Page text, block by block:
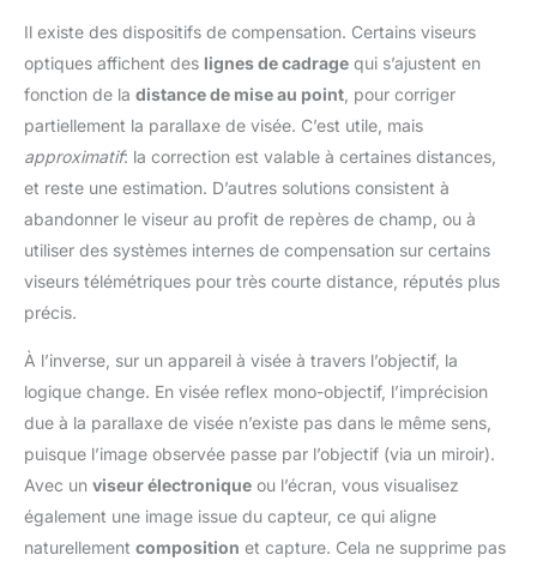
Il existe des dispositifs de compensation. Certains viseurs
optiques affichent des lignes de cadrage qui s’ajustent en
fonction de la distance de mise au point , pour corriger
partiellement la parallaxe de visée. C’est utile, mais
approximatif: la correction est valable à certaines distances,
et reste une estimation. D’autres solutions consistent à
abandonner le viseur au profit de repères de champ, ou à
utiliser des systèmes internes de compensation sur certains
viseurs télémétriques pour très courte distance, réputés plus
précis.
À l’inverse, sur un appareil à visée à travers l’objectif, la
logique change. En visée reflex mono-objectif, l’imprécision
due à la parallaxe de visée n’existe pas dans le même sens,
puisque l’image observée passe par l’objectif (via un miroir).
Avec un viseur électronique ou l’écran, vous visualisez
également une image issue du capteur, ce qui aligne
naturellement composition et capture. Cela ne supprime pas